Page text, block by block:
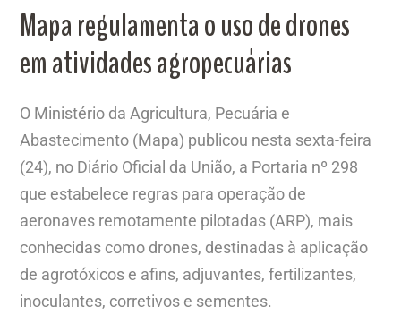
Mapa regulamenta o uso de drones
em atividades agropecuárias
O Ministério da Agricultura, Pecuária e
Abastecimento (Mapa) publicou nesta sexta-feira
(24), no Diário Oficial da União, a Portaria nº 298
que estabelece regras para operação de
aeronaves remotamente pilotadas (ARP), mais
conhecidas como drones, destinadas à aplicação
de agrotóxicos e afins, adjuvantes, fertilizantes,
inoculantes, corretivos e sementes.